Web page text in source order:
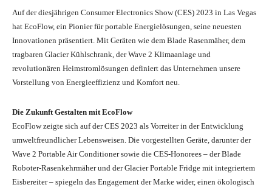
Auf der diesjährigen Consumer Electronics Show (CES) 2023 in Las Vegas
hat EcoFlow, ein Pionier für portable Energielösungen, seine neuesten
Innovationen präsentiert. Mit Geräten wie dem Blade Rasenmäher, dem
tragbaren Glacier Kühlschrank, der Wave 2 Klimaanlage und
revolutionären Heimstromlösungen definiert das Unternehmen unsere
Vorstellung von Energieeffizienz und Komfort neu.
Die Zukunft Gestalten mit EcoFlow
EcoFlow zeigte sich auf der CES 2023 als Vorreiter in der Entwicklung
umweltfreundlicher Lebensweisen. Die vorgestellten Geräte, darunter der
Wave 2 Portable Air Conditioner sowie die CES-Honorees – der Blade
Roboter-Rasenkehrmäher und der Glacier Portable Fridge mit integriertem
Eisbereiter – spiegeln das Engagement der Marke wider, einen ökologisch